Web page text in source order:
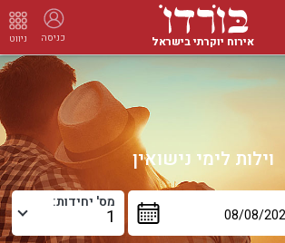
אירוח יוקרתי בישראל כניסה ניווט
וילות לימי נישואין
מס' יחידות: